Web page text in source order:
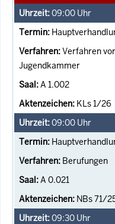
09:00 Uhr
Verfahren
Jugendkammer
A 1.002
KLs 1/26
09:00 Uhr
Berufungen
A 0.021
NBs 71/
09:30 Uhr